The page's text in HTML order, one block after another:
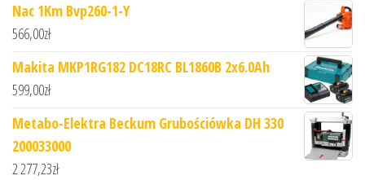
Nac 1Km Bvp260-1-Y
566,00zł
Makita MKP1RG182 DC18RC BL1860B 2x6.0Ah
599,00zł
Metabo-Elektra Beckum Grubościówka DH 330
200033000
2 277,23zł